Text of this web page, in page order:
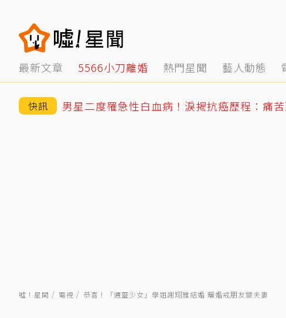
最新文章 5566小刀離婚 熱門星聞 藝人動態
快訊 男星二度罹急性白血病！淚揭抗癌歷程：痛
噓！星聞 電視 恭喜！「通靈少女」學姐謝翔雅結婚 曬婚戒朋友變夫妻